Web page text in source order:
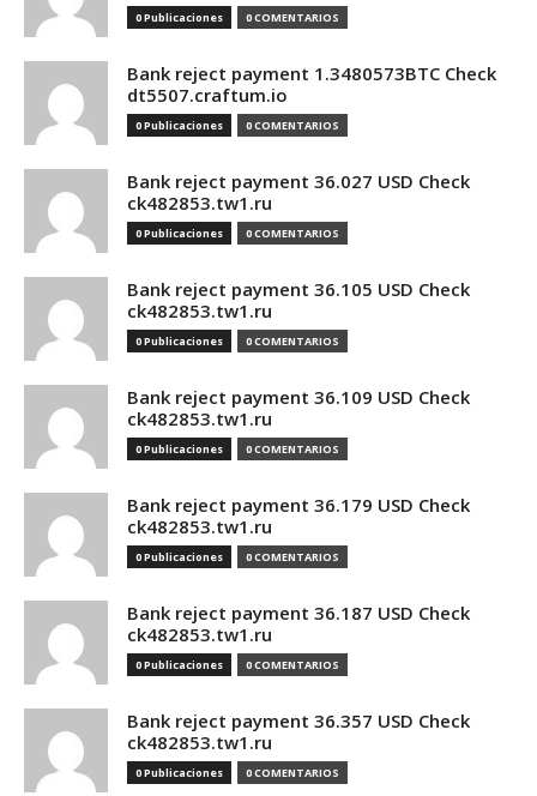
0 Publicaciones 0 COMENTARIOS
Bank reject payment 1.3480573BTC Check
dt5507.craftum.io
0 Publicaciones 0 COMENTARIOS
Bank reject payment 36.027 USD Check
ck482853.tw1.ru
0 Publicaciones 0 COMENTARIOS
Bank reject payment 36.105 USD Check
ck482853.tw1.ru
0 Publicaciones 0 COMENTARIOS
Bank reject payment 36.109 USD Check
ck482853.tw1.ru
0 Publicaciones 0 COMENTARIOS
Bank reject payment 36.179 USD Check
ck482853.tw1.ru
0 Publicaciones 0 COMENTARIOS
Bank reject payment 36.187 USD Check
ck482853.tw1.ru
0 Publicaciones 0 COMENTARIOS
Bank reject payment 36.357 USD Check
ck482853.tw1.ru
0 Publicaciones 0 COMENTARIOS